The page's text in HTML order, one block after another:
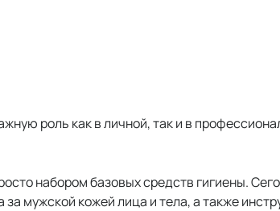
роль как в личной, так и в
набором базовых средств гигиены.
мужской кожей лица и тела, а также